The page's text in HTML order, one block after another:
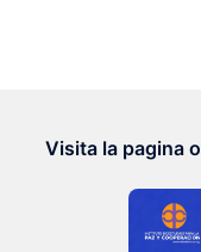
Visita la pagina